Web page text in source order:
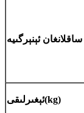
ساقلانغان ئېنېرگىيە
ئېغىرلىقى(kg)